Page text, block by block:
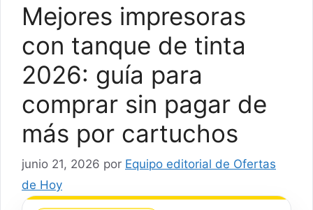
Mejores impresoras
con tanque de tinta
2026: guía para
comprar sin pagar de
más por cartuchos
junio 21, 2026 por Equipo editorial de Ofertas
de Hoy